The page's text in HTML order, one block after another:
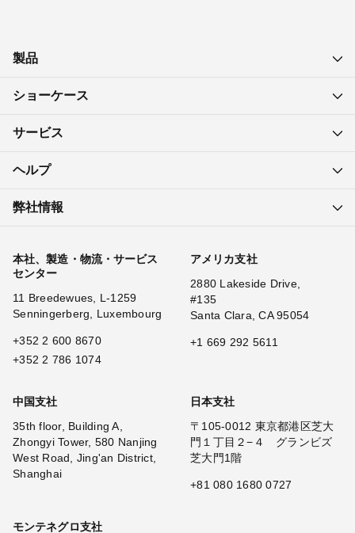
製品
ショーケース
サービス
ヘルプ
弊社情報
本社、製造・物流・サービス
センター
11 Breedewues, L-1259
Senningerberg, Luxembourg
+352 2 600 8670
+352 2 786 1074
アメリカ支社
2880 Lakeside Drive,
#135
Santa Clara, CA 95054
+1 669 292 5611
中国支社
35th floor, Building A,
Zhongyi Tower, 580 Nanjing
West Road, Jing'an District,
Shanghai
日本支社
〒105-0012 東京都港区芝大
門１丁目２−４ グランビズ
芝大門1階
+81 080 1680 0727
モンテネグロ支社